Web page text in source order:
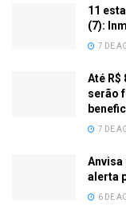
11
(7):
7 DE
Até R$
serão
7 DE
Anvisa
alerta
6 DE